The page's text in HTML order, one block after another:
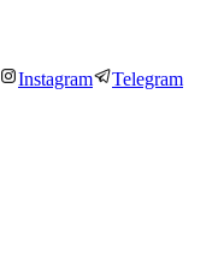
Instagram Telegram